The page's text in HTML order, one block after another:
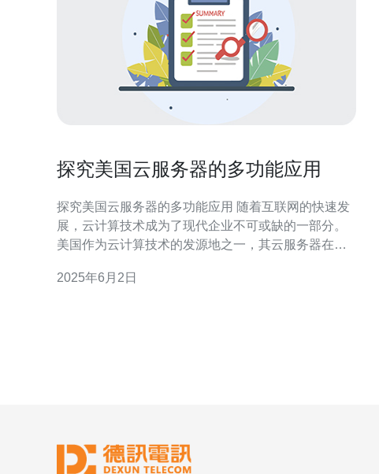
探究美国云服务器的多功能应用
探究美国云服务器的多功能应用 随着互联网的快速发
展，云计算技术成为了现代企业不可或缺的一部分。
美国作为云计算技术的发源地之一，其云服务器在各
多功能应用，为读者带来更深入的了解。 许多企业选
2025年6月2日